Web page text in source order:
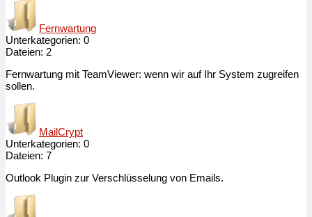
Fernwartung
Unterkategorien: 0
Dateien: 2
Fernwartung mit TeamViewer: wenn wir auf Ihr System zugreifen
sollen.
MailCrypt
Unterkategorien: 0
Dateien: 7
Outlook Plugin zur Verschlüsselung von Emails.